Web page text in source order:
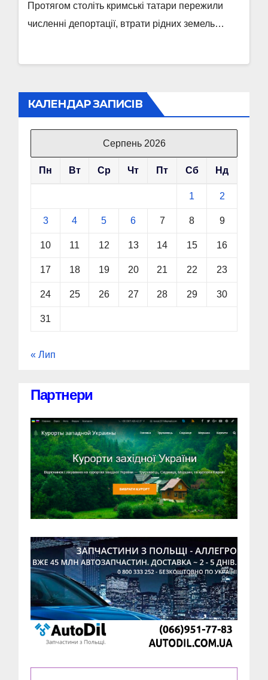
Протягом століть кримські татари пережили
численні депортації, втрати рідних земель…
КАЛЕНДАР ЗАПИСІВ
Серпень 2026
Пн Вт Ср Чт Пт Сб Нд
1 2
3 4 5 6 7 8 9
10 11 12 13 14 15 16
17 18 19 20 21 22 23
24 25 26 27 28 29 30
31
« Лип
Партнери